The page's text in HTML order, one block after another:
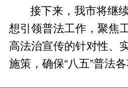
接下来，我市将继续
想引领普法工作，聚焦
高法治宣传的针对性、
施策，确保“八五”普法